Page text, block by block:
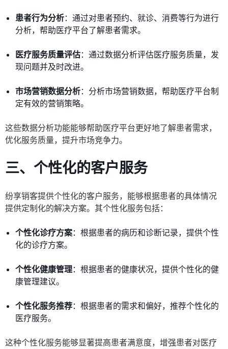
患者行为分析：通过对患者预约、就诊、消费等行为进行
分析，帮助医疗平台了解患者需求。
医疗服务质量评估：通过数据分析评估医疗服务质量，发
现问题并及时改进。
市场营销数据分析：分析市场营销数据，帮助医疗平台制
定有效的营销策略。
这些数据分析功能能够帮助医疗平台更好地了解患者需求，
优化服务质量，提升市场竞争力。
三、个性化的客户服务
纷享销客提供个性化的客户服务，能够根据患者的具体情况
提供定制化的解决方案。其个性化服务包括：
个性化诊疗方案：根据患者的病历和诊断记录，提供个性
化的诊疗方案。
个性化健康管理：根据患者的健康状况，提供个性化的健
康管理建议。
个性化服务推荐：根据患者的需求和偏好，推荐个性化的
医疗服务。
这种个性化服务能够显著提高患者满意度，增强患者对医疗